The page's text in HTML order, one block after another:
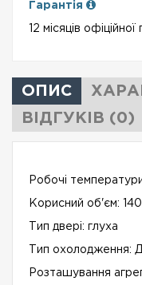
Гарантія
12 місяців
ОПИС
ВІДГУКІВ (0)
Робочі
Корисний об'єм:
Тип двері: глуха
Тип охолодження:
Розташування